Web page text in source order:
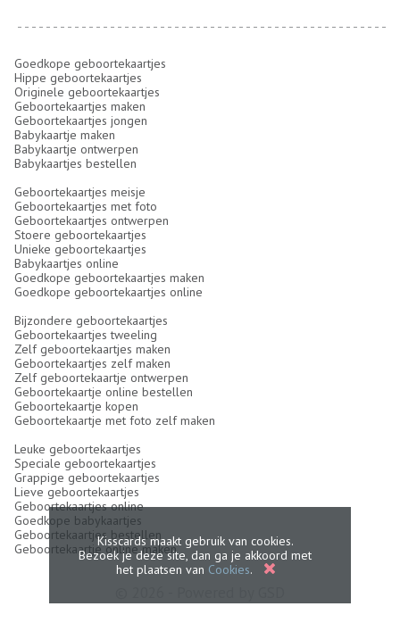
Goedkope geboortekaartjes
Hippe geboortekaartjes
Originele geboortekaartjes
Geboortekaartjes maken
Geboortekaartjes jongen
Babykaartje maken
Babykaartje ontwerpen
Babykaartjes bestellen
Geboortekaartjes meisje
Geboortekaartjes met foto
Geboortekaartjes ontwerpen
Stoere geboortekaartjes
Unieke geboortekaartjes
Babykaartjes online
Goedkope geboortekaartjes maken
Goedkope geboortekaartjes online
Bijzondere geboortekaartjes
Geboortekaartjes tweeling
Zelf geboortekaartjes maken
Geboortekaartjes zelf maken
Zelf geboortekaartje ontwerpen
Geboortekaartje online bestellen
Geboortekaartje kopen
Geboortekaartje met foto zelf maken
Leuke geboortekaartjes
Speciale geboortekaartjes
Grappige geboortekaartjes
Lieve geboortekaartjes
Geboortekaartjes online
Goedkope babykaartjes
Geboortekaartjes bestellen
Geboortekaartje online makenKisscards maakt gebruik van cookies.
Bezoek je deze site, dan ga je akkoord met
het plaatsen van Cookies.